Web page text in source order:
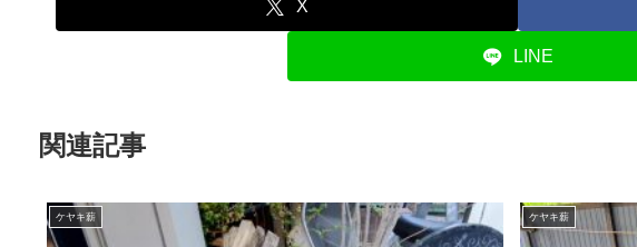
X
LINE
関連記事
ケヤキ薪 ケヤキ薪